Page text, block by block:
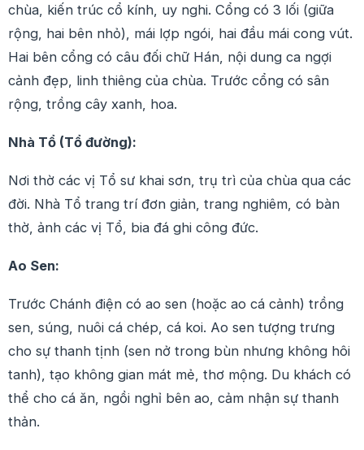
chùa, kiến trúc cổ kính, uy nghi. Cổng có 3 lối (giữa
rộng, hai bên nhỏ), mái lợp ngói, hai đầu mái cong vút.
Hai bên cổng có câu đối chữ Hán, nội dung ca ngợi
cảnh đẹp, linh thiêng của chùa. Trước cổng có sân
rộng, trồng cây xanh, hoa.
Nhà Tổ (Tổ đường):
Nơi thờ các vị Tổ sư khai sơn, trụ trì của chùa qua các
đời. Nhà Tổ trang trí đơn giản, trang nghiêm, có bàn
thờ, ảnh các vị Tổ, bia đá ghi công đức.
Ao Sen:
Trước Chánh điện có ao sen (hoặc ao cá cảnh) trồng
sen, súng, nuôi cá chép, cá koi. Ao sen tượng trưng
cho sự thanh tịnh (sen nở trong bùn nhưng không hôi
tanh), tạo không gian mát mẻ, thơ mộng. Du khách có
thể cho cá ăn, ngồi nghỉ bên ao, cảm nhận sự thanh
thản.